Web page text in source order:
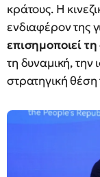
κράτους. Η
ενδιαφέρον της
επισημοποιεί
τη δυναμική, την
στρατηγική